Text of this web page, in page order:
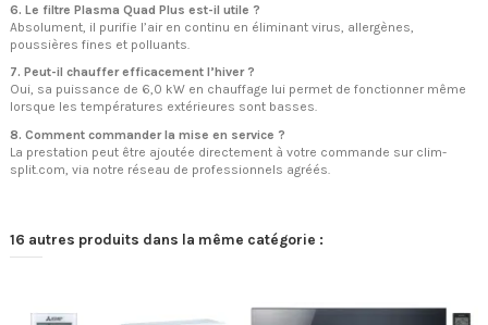
6. Le filtre Plasma Quad Plus est-il utile ?
Absolument, il purifie l’air en continu en éliminant virus, allergènes,
poussières fines et polluants.
7. Peut-il chauffer efficacement l’hiver ?
Oui, sa puissance de 6,0 kW en chauffage lui permet de fonctionner même
lorsque les températures extérieures sont basses.
8. Comment commander la mise en service ?
La prestation peut être ajoutée directement à votre commande sur clim-
split.com, via notre réseau de professionnels agréés.
16 autres produits dans la même catégorie :